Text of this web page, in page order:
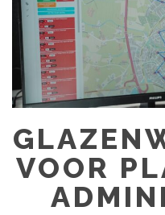
VOOR